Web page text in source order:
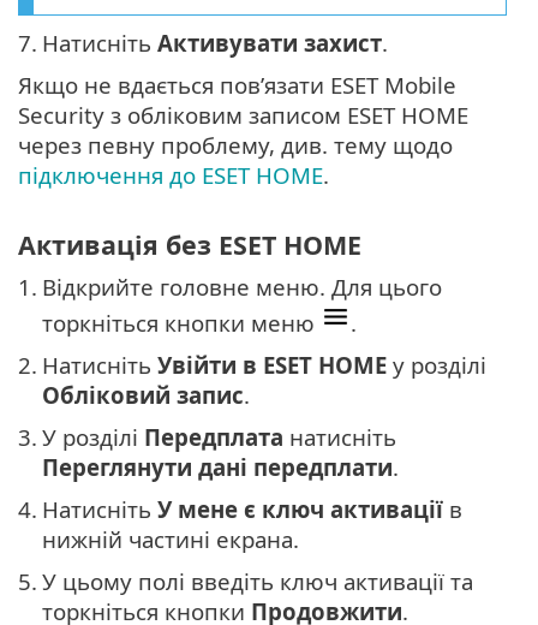
7. Натисніть Активувати захист.
Якщо не вдається пов’язати ESET Mobile
Security з обліковим записом ESET HOME
через певну проблему, див. тему щодо
підключення до ESET HOME.
Активація без ESET HOME
1. Відкрийте головне меню. Для цього
торкніться кнопки меню
.
2. Натисніть Увійти в ESET HOME у розділі
Обліковий запис.
3. У розділі Передплата натисніть
Переглянути дані передплати.
4. Натисніть У мене є ключ активації в
нижній частині екрана.
5. У цьому полі введіть ключ активації та
торкніться кнопки Продовжити.